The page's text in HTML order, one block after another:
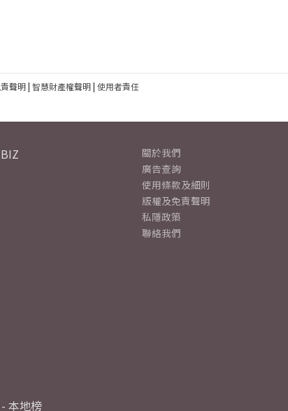
聲明| 智慧財產權聲明| 使用者責任
本地榜
關於我們
廣告查詢
使用條款及細則
版權及免責聲明
私隱政策
聯絡我們